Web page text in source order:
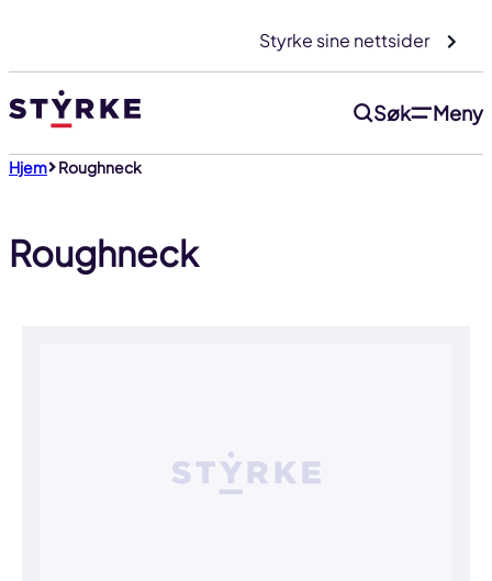
innhold
Styrke sine nettsider
Søk Meny
Hjem Roughneck
Roughneck